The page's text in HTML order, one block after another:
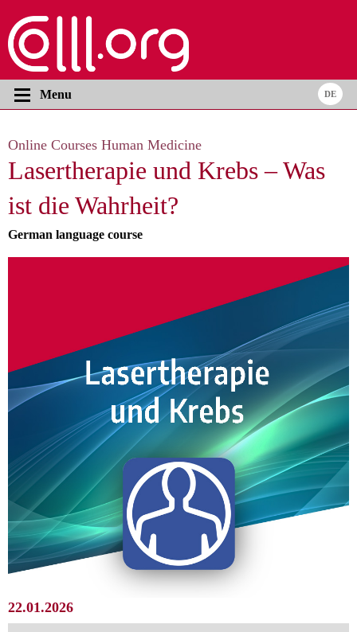
Menu
Online Courses Human Medicine
Lasertherapie und Krebs – Was
ist die Wahrheit?
German language course
22.01.2026